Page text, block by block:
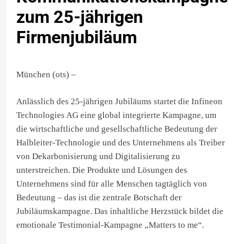
zum 25-jährigen
Firmenjubiläum
München (ots) –
Anlässlich des 25-jährigen Jubiläums startet die Infineon
Technologies AG eine global integrierte Kampagne, um
die wirtschaftliche und gesellschaftliche Bedeutung der
Halbleiter-Technologie und des Unternehmens als Treiber
von Dekarbonisierung und Digitalisierung zu
unterstreichen. Die Produkte und Lösungen des
Unternehmens sind für alle Menschen tagtäglich von
Bedeutung – das ist die zentrale Botschaft der
Jubiläumskampagne. Das inhaltliche Herzstück bildet die
emotionale Testimonial-Kampagne „Matters to me“.